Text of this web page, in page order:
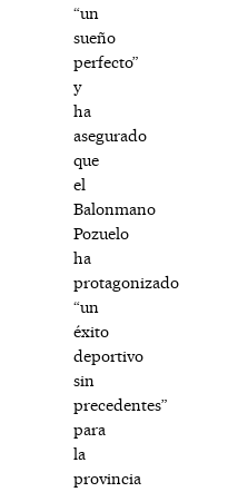
“un
sueño
perfecto”
y
ha
asegurado
que
el
Balonmano
Pozuelo
ha
protagonizado
“un
éxito
deportivo
sin
precedentes”
para
la
provincia